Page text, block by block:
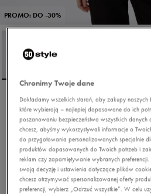
PROMO: DO -30%
REEBOK T-SHIRT IDENITY
SL NO POCKET
5.0
59,99zł-47%(cena bezpośrednio przed
37,79zł-16% (najniższa cena z 30 dni przed
31,79złz Vat
Chronimy Twoje dane
Dokładamy wszelkich starań, aby zakupy naszych
które wybierają – najlepiej dopasowane do ich
poszanowaniu bezpieczeństwa wszystkich danych
chcesz, abyśmy wykorzystywali informacje o
do przygotowania personalizowanych specjalnie
produktów dopasowanych do Twoich potrzeb i
reklam czy zapamiętywanie wybranych
swoją decyzję i ustawienia dotyczące plików
chcesz otrzymywać spersonalizowanej oferty
preferencji, wybierz „Odrzuć wszystkie”. W celu